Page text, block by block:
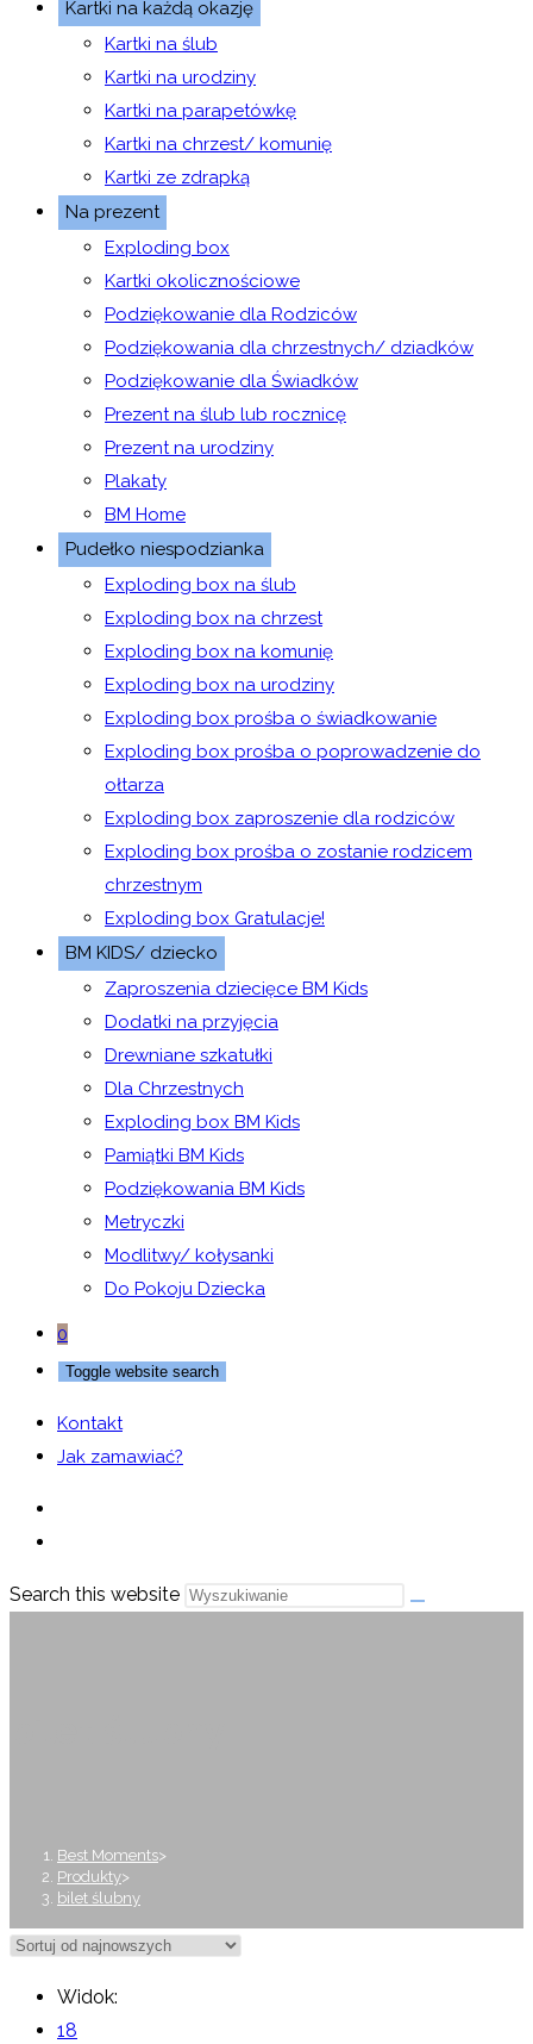
Kartki na każdą okazję
Kartki na ślub
Kartki na urodziny
Kartki na parapetówkę
Kartki na chrzest/ komunię
Kartki ze zdrapką
Na prezent
Exploding box
Kartki okolicznościowe
Podziękowanie dla Rodziców
Podziękowania dla chrzestnych/ dziadków
Podziękowanie dla Świadków
Prezent na ślub lub rocznicę
Prezent na urodziny
Plakaty
BM Home
Pudełko niespodzianka
Exploding box na ślub
Exploding box na chrzest
Exploding box na komunię
Exploding box na urodziny
Exploding box prośba o świadkowanie
Exploding box prośba o poprowadzenie do
ołtarza
Exploding box zaproszenie dla rodziców
Exploding box prośba o zostanie rodzicem
chrzestnym
Exploding box Gratulacje!
BM KIDS/ dziecko
Zaproszenia dziecięce BM Kids
Dodatki na przyjęcia
Drewniane szkatułki
Dla Chrzestnych
Exploding box BM Kids
Pamiątki BM Kids
Podziękowania BM Kids
Metryczki
Modlitwy/ kołysanki
Do Pokoju Dziecka
0
Toggle website search
Kontakt
Jak zamawiać?
Search this website
Best Moments>
Produkty>
bilet ślubny
Widok:
18